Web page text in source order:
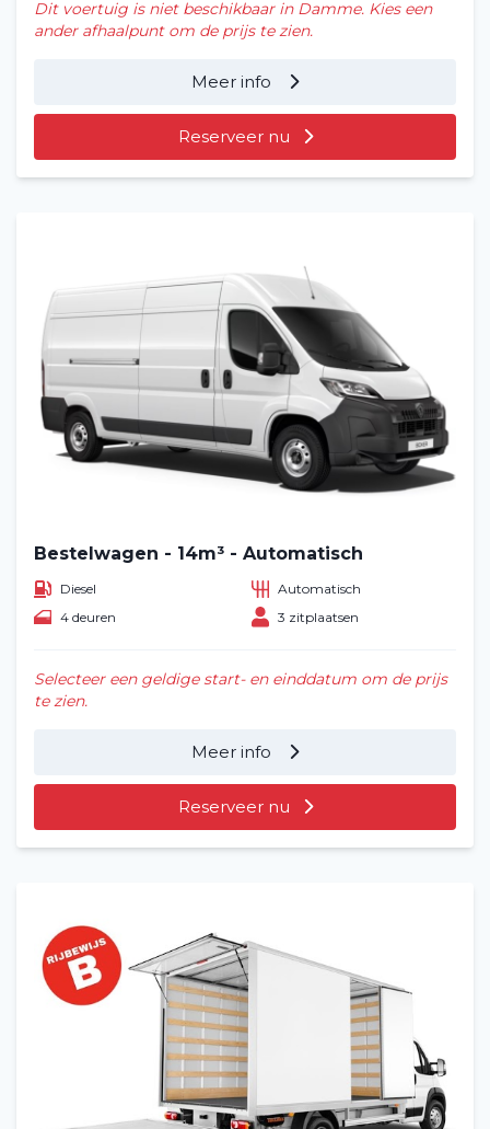
Voertuig huren
Lange termijn
Over ons
Blog
Veelgestelde vragen (FAQ)
Filialen
Contact
Dit voertuig is niet beschikbaar in Damme. Kies een
ander afhaalpunt om de prijs te zien.
Meer info
Reserveer nu
Bestelwagen - 14m³ - Automatisch
Diesel
Automatisch
4 deuren
3 zitplaatsen
Selecteer een geldige start- en einddatum om de prijs
te zien.
Meer info
Reserveer nu